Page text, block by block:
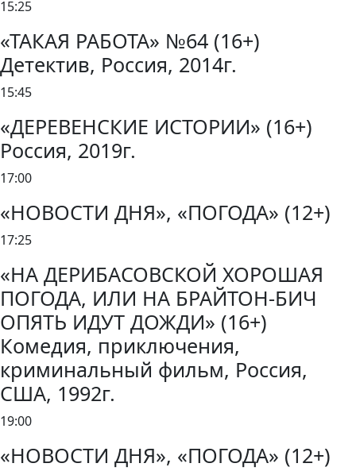
15:25
«ТАКАЯ РАБОТА» №64 (16+)
Детектив, Россия, 2014г.
15:45
«ДЕРЕВЕНСКИЕ ИСТОРИИ» (16+)
Россия, 2019г.
17:00
«НОВОСТИ ДНЯ», «ПОГОДА» (12+)
17:25
«НА ДЕРИБАСОВСКОЙ ХОРОШАЯ
ПОГОДА, ИЛИ НА БРАЙТОН-БИЧ
ОПЯТЬ ИДУТ ДОЖДИ» (16+)
Комедия, приключения,
криминальный фильм, Россия,
США, 1992г.
19:00
«НОВОСТИ ДНЯ», «ПОГОДА» (12+)